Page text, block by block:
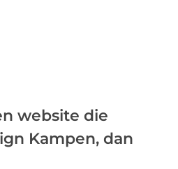
website die
Kampen, dan